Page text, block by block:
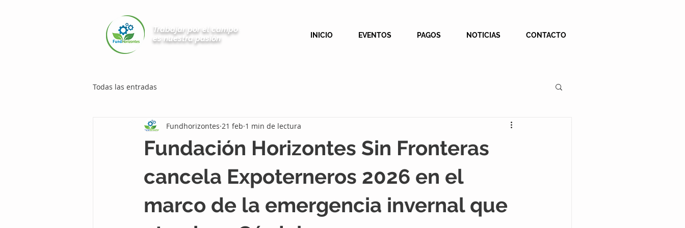
Trabajar por el campo
es nuestra pasión
INICIO EVENTOS PAGOS NOTICIAS CONTACTO
Todas las entradas
Fundación Horizontes Sin Fronteras
cancela Expoterneros 2026 en el
marco de la emergencia invernal que
Fundhorizontes 21 feb 1 min de lectura